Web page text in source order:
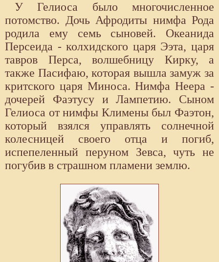
У Гелиоса было многочисленное
потомство. Дочь Афродиты нимфа Рода
родила ему семь сыновей. Океанида
Персеида - колхидского царя Ээта, царя
тавров Перса, волшебницу Кирку, а
также Пасифаю, которая вышла замуж за
критского царя Миноса. Нимфа Неера -
дочерей Фаэтусу и Лампетию. Сыном
Гелиоса от нимфы Климены был Фаэтон,
который взялся управлять солнечной
колесницей своего отца и погиб,
испепеленный перуном Зевса, чуть не
погубив в страшном пламени землю.